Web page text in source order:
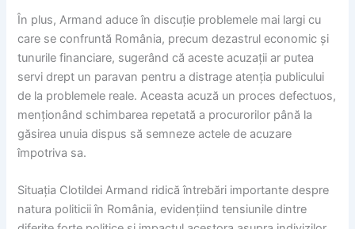
În plus, Armand aduce în discuție problemele mai largi cu
care se confruntă România, precum dezastrul economic și
tunurile financiare, sugerând că aceste acuzații ar putea
servi drept un paravan pentru a distrage atenția publicului
de la problemele reale. Aceasta acuză un proces defectuos,
menționând schimbarea repetată a procurorilor până la
găsirea unuia dispus să semneze actele de acuzare
împotriva sa.
Situația Clotildei Armand ridică întrebări importante despre
natura politicii în România, evidențiind tensiunile dintre